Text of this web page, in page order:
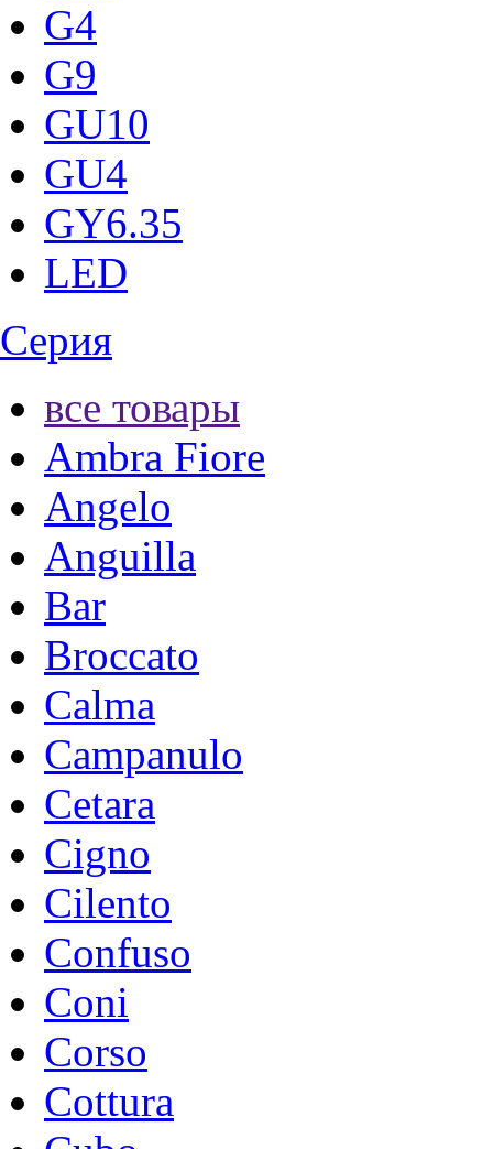
G4
G9
GU10
GU4
GY6.35
LED
Серия
все товары
Ambra Fiore
Angelo
Anguilla
Bar
Broccato
Calma
Campanulo
Cetara
Cigno
Cilento
Confuso
Coni
Corso
Cottura